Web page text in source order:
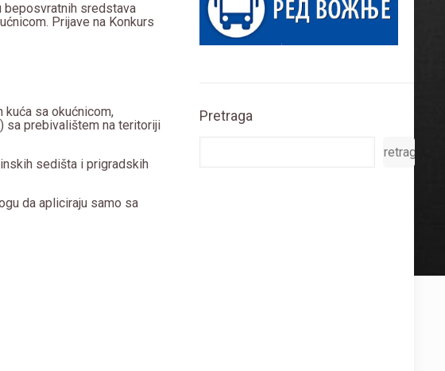
beposvratnih sredstava
Prijave na Konkurs
sa okućnicom,
sa prebivalištem na teritoriji
sedišta i prigradskih
da apliciraju samo sa
Pretraga
Pretraga